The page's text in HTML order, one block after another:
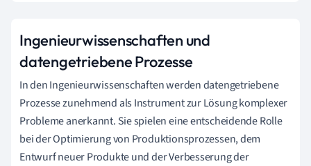
Ingenieurwissenschaften und
datengetriebene Prozesse
In den Ingenieurwissenschaften werden datengetriebene
Prozesse zunehmend als Instrument zur Lösung komplexer
Probleme anerkannt. Sie spielen eine entscheidende Rolle
bei der Optimierung von Produktionsprozessen, dem
Entwurf neuer Produkte und der Verbesserung der